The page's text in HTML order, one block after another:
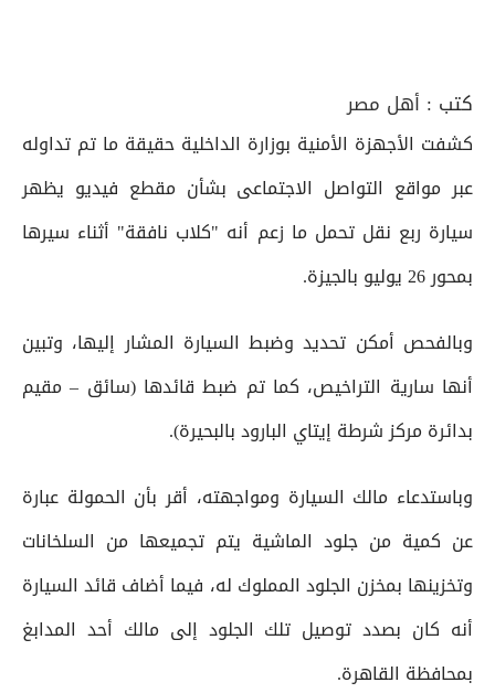
كتب : أهل مصر
كشفت الأجهزة الأمنية بوزارة الداخلية حقيقة ما تم تداوله
عبر مواقع التواصل الاجتماعى بشأن مقطع فيديو يظهر
سيارة ربع نقل تحمل ما زعم أنه "كلاب نافقة" أثناء سيرها
بمحور 26 يوليو بالجيزة.
وبالفحص أمكن تحديد وضبط السيارة المشار إليها، وتبين
أنها سارية التراخيص، كما تم ضبط قائدها (سائق – مقيم
بدائرة مركز شرطة إيتاي البارود بالبحيرة).
وباستدعاء مالك السيارة ومواجهته، أقر بأن الحمولة عبارة
عن كمية من جلود الماشية يتم تجميعها من السلخانات
وتخزينها بمخزن الجلود المملوك له، فيما أضاف قائد السيارة
أنه كان بصدد توصيل تلك الجلود إلى مالك أحد المدابغ
بمحافظة القاهرة.